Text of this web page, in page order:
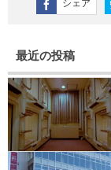
シェア
最近の投稿